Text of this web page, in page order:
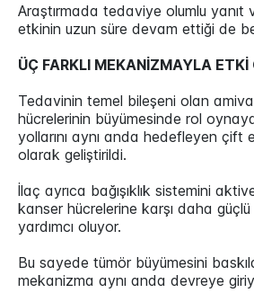
Araştırmada tedaviye olumlu yanıt
etkinin uzun süre devam ettiği de
ÜÇ FARKLI MEKANİZMAYLA ETKİ
Tedavinin temel bileşeni olan
hücrelerinin büyümesinde rol
yollarını aynı anda hedefleyen çift
olarak geliştirildi.
İlaç ayrıca bağışıklık sistemini
kanser hücrelerine karşı daha
yardımcı oluyor.
Bu sayede tümör büyümesini
mekanizma aynı anda devreye